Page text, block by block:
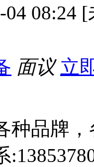
04 08:24
面议 立
种品牌